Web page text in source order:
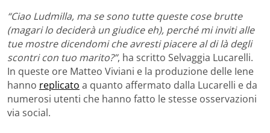
“Ciao Ludmilla, ma se sono tutte queste cose brutte
(magari lo deciderà un giudice eh), perché mi inviti alle
tue mostre dicendomi che avresti piacere al di là degli
scontri con tuo marito?”, ha scritto Selvaggia Lucarelli.
In queste ore Matteo Viviani e la produzione delle Iene
hanno replicato a quanto affermato dalla Lucarelli e da
numerosi utenti che hanno fatto le stesse osservazioni
via social.